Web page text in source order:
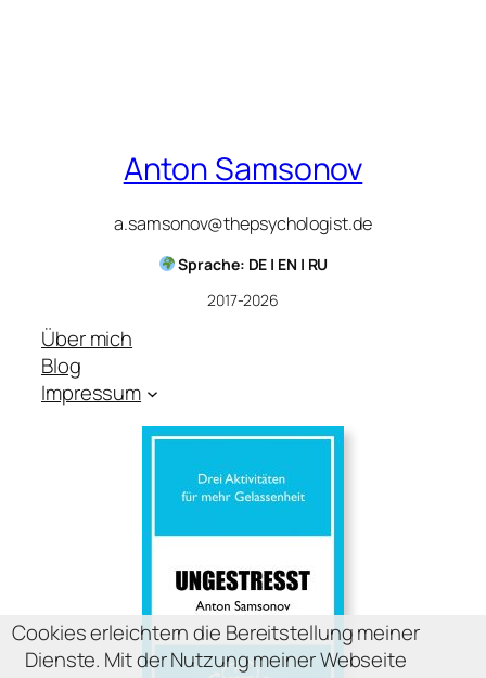
Anton Samsonov
a.samsonov@thepsychologist.de
Sprache: DE | EN | RU
2017-2026
Über mich
Blog
Impressum
Cookies erleichtern die Bereitstellung meiner
Dienste. Mit der Nutzung meiner Webseite